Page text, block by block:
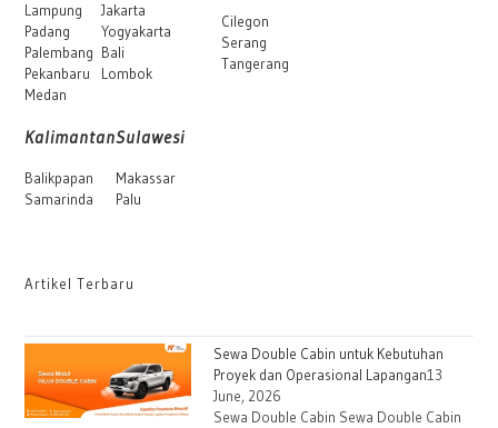
Lampung
Padang
Palembang
Pekanbaru
Medan
Jakarta
Yogyakarta
Bali
Lombok
Cilegon
Serang
Tangerang
Kalimantan
Balikpapan
Samarinda
Sulawesi
Makassar
Palu
Artikel Terbaru
Sewa Double Cabin untuk Kebutuhan
Proyek dan Operasional Lapangan13
June, 2026
Sewa Double Cabin Sewa Double Cabin